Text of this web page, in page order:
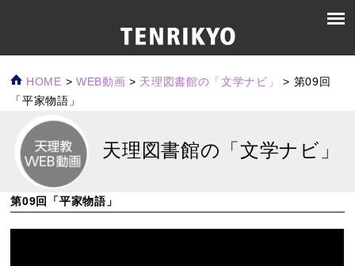
HOME > WEB動画 > 天理図書館の「文学ナビ」 > 第09回
「平家物語」
天理図書館の「文学ナビ」
第09回「平家物語」